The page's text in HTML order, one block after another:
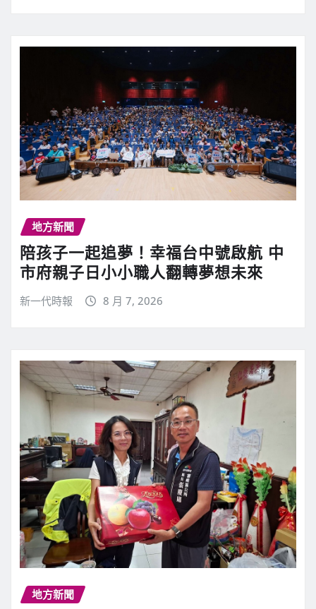
地方新聞
陪孩子一起追夢！幸福台中號啟航 中
市府親子日小小職人翻轉夢想未來
新一代時報 8 月 7, 2026
地方新聞